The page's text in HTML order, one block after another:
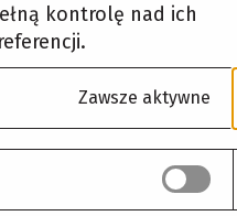
kontrolę nad ich
Zawsze aktywne